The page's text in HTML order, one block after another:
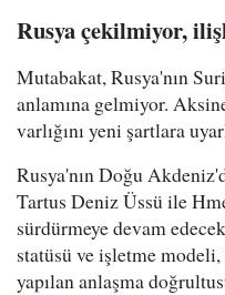
Rusya çekilmiyor,
Mutabakat, Rusya'nın
anlamına gelmiyor.
varlığını yeni şartlara
Rusya'nın Doğu
Tartus Deniz Üssü ile
sürdürmeye devam
statüsü ve işletme
yapılan anlaşma